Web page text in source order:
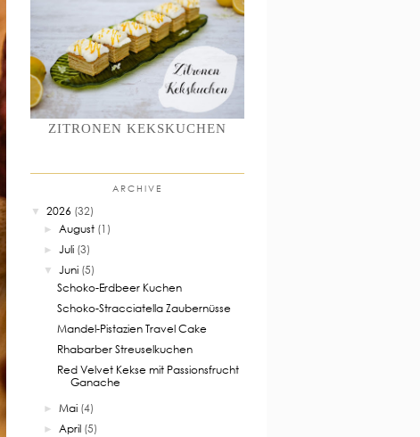
ZITRONEN KEKSKUCHEN
ARCHIVE
▼ 2026 (32)
►August (1)
►Juli (3)
▼ Juni (5)
Schoko-Erdbeer Kuchen
Schoko-Stracciatella Zaubernüsse
Mandel-Pistazien Travel Cake
Rhabarber Streuselkuchen
Red Velvet Kekse mit Passionsfrucht
Ganache
►Mai (4)
►April (5)